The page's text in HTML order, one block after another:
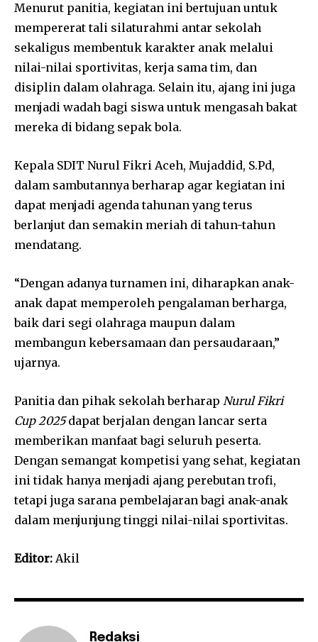
Menurut panitia, kegiatan ini bertujuan untuk
mempererat tali silaturahmi antar sekolah
sekaligus membentuk karakter anak melalui
nilai-nilai sportivitas, kerja sama tim, dan
disiplin dalam olahraga. Selain itu, ajang ini juga
menjadi wadah bagi siswa untuk mengasah bakat
mereka di bidang sepak bola.
Kepala SDIT Nurul Fikri Aceh, Mujaddid, S.Pd,
dalam sambutannya berharap agar kegiatan ini
dapat menjadi agenda tahunan yang terus
berlanjut dan semakin meriah di tahun-tahun
mendatang.
“Dengan adanya turnamen ini, diharapkan anak-
anak dapat memperoleh pengalaman berharga,
baik dari segi olahraga maupun dalam
membangun kebersamaan dan persaudaraan,”
ujarnya.
Panitia dan pihak sekolah berharap Nurul Fikri
Cup 2025dapat berjalan dengan lancar serta
memberikan manfaat bagi seluruh peserta.
Dengan semangat kompetisi yang sehat, kegiatan
ini tidak hanya menjadi ajang perebutan trofi,
tetapi juga sarana pembelajaran bagi anak-anak
dalam menjunjung tinggi nilai-nilai sportivitas.
Editor: Akil
Redaksi